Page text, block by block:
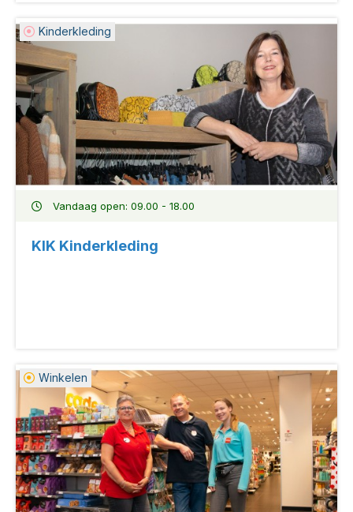
Kinderkleding
Vandaag open: 09.00 - 18.00
KIK Kinderkleding
Winkelen